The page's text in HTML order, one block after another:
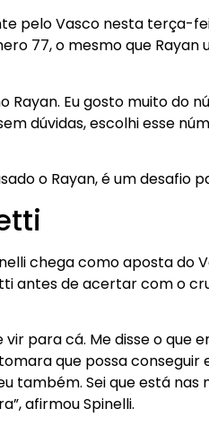
pelo Vasco nesta terça-
77, o mesmo que Rayan
Eu gosto muito do
dúvidas, escolhi esse
o Rayan, é um desafio
chega como aposta do
antes de acertar com o
para cá. Me disse o que
que possa conseguir
também. Sei que está nas
afirmou Spinelli.